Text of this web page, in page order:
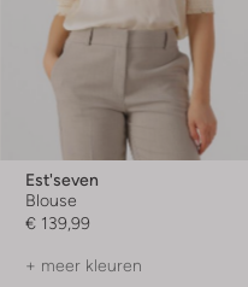
Est'seven
Blouse
€ 139,99
+ meer kleuren